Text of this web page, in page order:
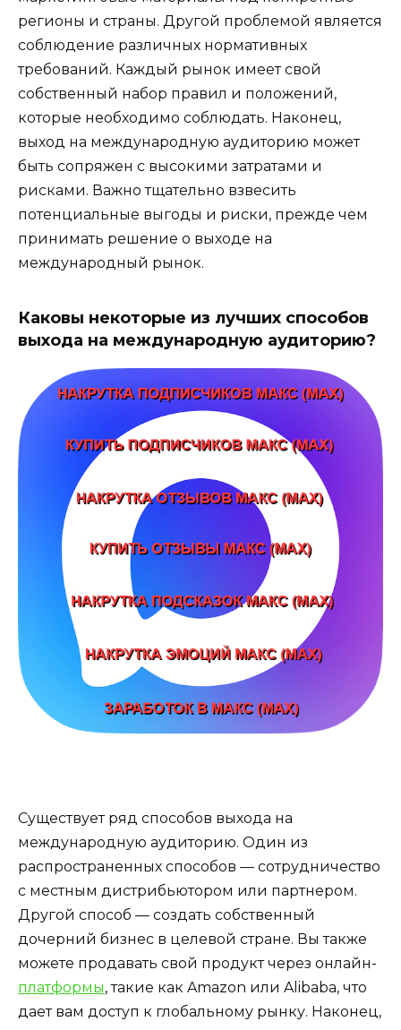
регионы и страны. Другой проблемой является
соблюдение различных нормативных
требований. Каждый рынок имеет свой
собственный набор правил и положений,
которые необходимо соблюдать. Наконец,
выход на международную аудиторию может
быть сопряжен с высокими затратами и
рисками. Важно тщательно взвесить
потенциальные выгоды и риски, прежде чем
принимать решение о выходе на
международный рынок.
Каковы некоторые из лучших способов
выхода на международную аудиторию?
Существует ряд способов выхода на
международную аудиторию. Один из
распространенных способов — сотрудничество
с местным дистрибьютором или партнером.
Другой способ — создать собственный
дочерний бизнес в целевой стране. Вы также
можете продавать свой продукт через онлайн-
платформы, такие как Amazon или Alibaba, что
дает вам доступ к глобальному рынку. Наконец,